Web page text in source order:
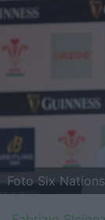
6 Nazioni
United
Top14
Premiership
Champions
Foto Six Nations